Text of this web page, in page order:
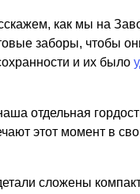
как мы на
заборы, чтобы
и их было
отдельная
этот момент в
сложены